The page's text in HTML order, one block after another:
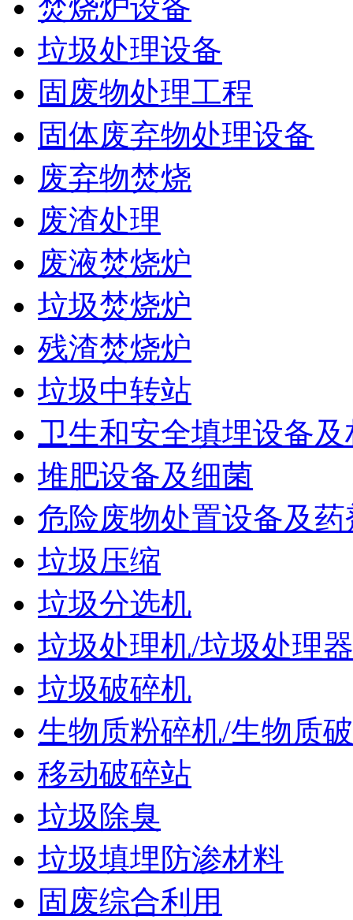
焚烧炉设备
垃圾处理设备
固废物处理工程
固体废弃物处理设备
废弃物焚烧
废渣处理
废液焚烧炉
垃圾焚烧炉
残渣焚烧炉
垃圾中转站
卫生和安全填埋设备
堆肥设备及细菌
危险废物处置设备及药
垃圾压缩
垃圾分选机
垃圾处理机/垃圾处理器
垃圾破碎机
生物质粉碎机/生物质
移动破碎站
垃圾除臭
垃圾填埋防渗材料
固废综合利用